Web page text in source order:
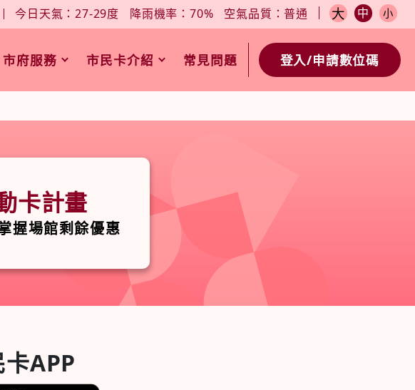
今日天氣：27-29度 降雨機率：70% 空氣品質：普通 大 中 小
小： 今日天氣：27-29度 降雨機率：70% 空氣品質：普通
市府服務 市民卡介紹 常見問題 登入/申請數位碼
卡計畫
握場館剩餘優惠
APP